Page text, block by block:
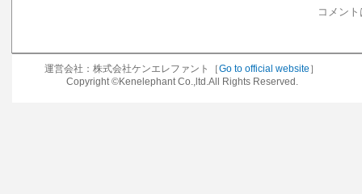
コメン
運営会社：株式会社ケンエレファント［Go to official website ］
Copyright ©Kenelephant Co.,ltd.All Rights Reserved.